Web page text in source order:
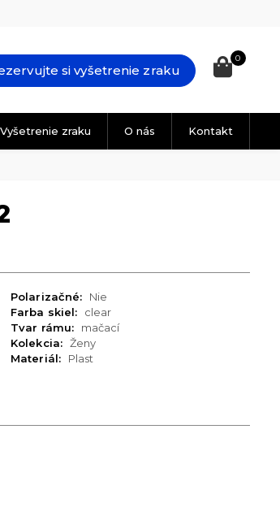
si vyšetrenie zraku
0
Vyšetrenie zraku O nás Kontakt
Polarizačné:
Nie
Farba skiel:
clear
Tvar rámu:
mačací
Kolekcia: Ženy
Materiál:
Plast